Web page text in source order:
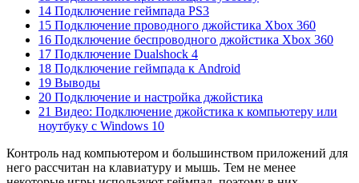
14 Подключение геймпада PS3
15 Подключение проводного джойстика Xbox 360
16 Подключение беспроводного джойстика Xbox 360
17 Подключение Dualshock 4
18 Подключение геймпада к Android
19 Выводы
20 Подключение и настройка джойстика
21 Видео: Подключение джойстика к компьютеру или
ноутбуку с Windows 10
Контроль над компьютером и большинством приложений для
него рассчитан на клавиатуру и мышь. Тем не менее